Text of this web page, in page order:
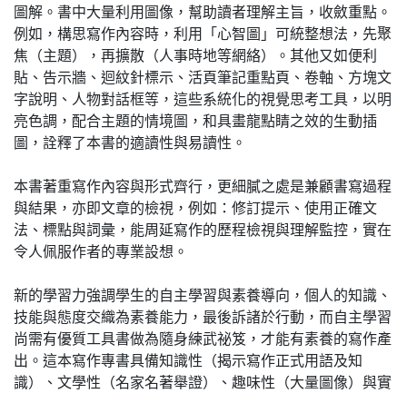
圖解。書中大量利用圖像，幫助讀者理解主旨，收斂重點。
例如，構思寫作內容時，利用「心智圖」可統整想法，先聚
焦（主題），再擴散（人事時地等網絡）。其他又如便利
貼、告示牆、迴紋針標示、活頁筆記重點頁、卷軸、方塊文
字說明、人物對話框等，這些系統化的視覺思考工具，以明
亮色調，配合主題的情境圖，和具畫龍點睛之效的生動插
圖，詮釋了本書的適讀性與易讀性。
本書著重寫作內容與形式齊行，更細膩之處是兼顧書寫過程
與結果，亦即文章的檢視，例如：修訂提示、使用正確文
法、標點與詞彙，能周延寫作的歷程檢視與理解監控，實在
令人佩服作者的專業設想。
新的學習力強調學生的自主學習與素養導向，個人的知識、
技能與態度交織為素養能力，最後訴諸於行動，而自主學習
尚需有優質工具書做為隨身練武祕笈，才能有素養的寫作產
出。這本寫作專書具備知識性（揭示寫作正式用語及知
識）、文學性（名家名著舉證）、趣味性（大量圖像）與實